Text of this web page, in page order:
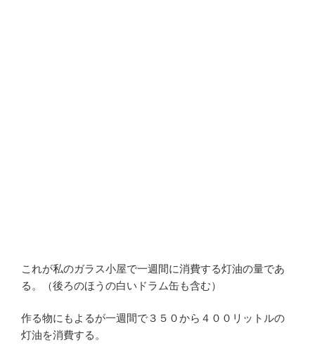
これが私のガラス小屋で一週間に消費する灯油の量であ
る。（後ろのほうの白いドラム缶も含む）
作る物にもよるが一週間で３５０から４００リットルの
灯油を消費する。